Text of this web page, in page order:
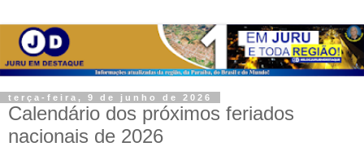
terça-feira, 9 de junho de 2026
Calendário dos próximos feriados
nacionais de 2026